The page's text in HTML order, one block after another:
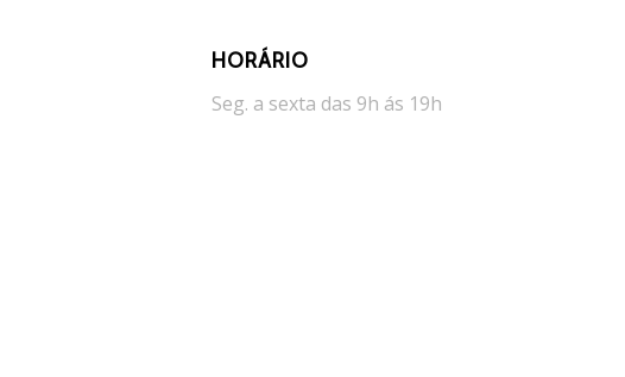
HORÁRIO
Seg. a sexta das 9h ás 19h